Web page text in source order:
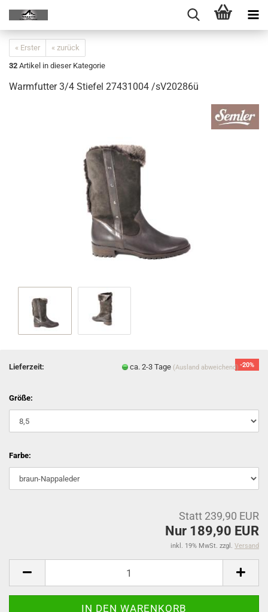
« Erster
« zurück
32 Artikel in dieser Kategorie
Warmfutter 3/4 Stiefel 27431004 /sV20286ü
-20%
Lieferzeit: ca. 2-3 Tage (Ausland abweichend)
Größe:
Farbe:
Statt 239,90 EUR
Nur 189,90 EUR
inkl. 19% MwSt. zzgl. Versand